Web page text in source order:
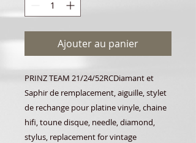
Ajouter au panier
PRINZ TEAM 21/24/52RCDiamant et
Saphir de remplacement, aiguille, stylet
de rechange pour platine vinyle, chaine
hifi, toune disque, needle, diamond,
stylus, replacement for vintage